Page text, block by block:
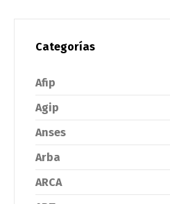
Categorías
Afip
Agip
Anses
Arba
ARCA